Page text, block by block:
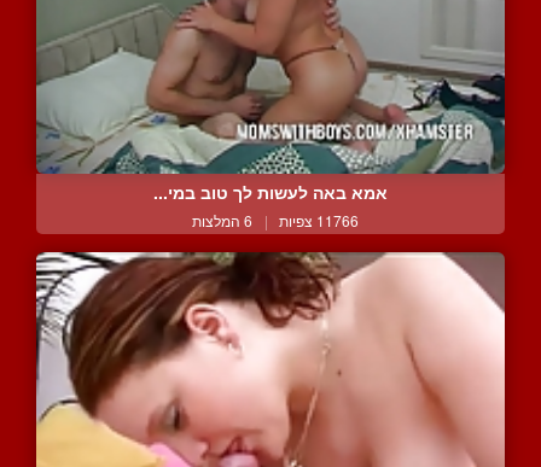
אמא באה לעשות לך טוב במי...
11766 צפיות | 6 המלצות